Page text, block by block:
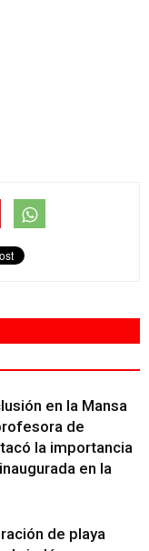
en la Mansa
de
la importancia
en la
de playa